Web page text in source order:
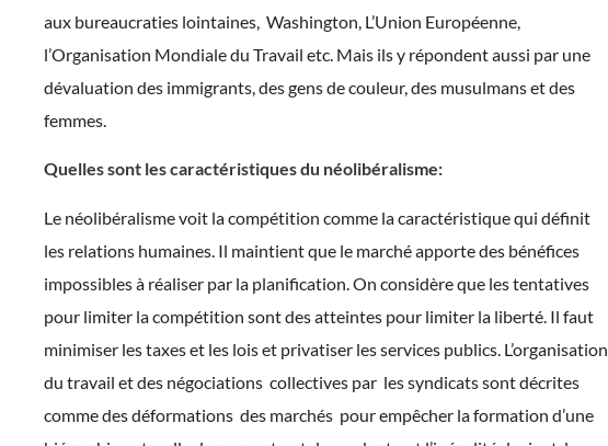
aux bureaucraties lointaines, Washington, L’Union Européenne,
l’Organisation Mondiale du Travail etc. Mais ils y répondent aussi par une
dévaluation des immigrants, des gens de couleur, des musulmans et des
femmes.
Quelles sont les caractéristiques du néolibéralisme:
Le néolibéralisme voit la compétition comme la caractéristique qui définit
les relations humaines. Il maintient que le marché apporte des bénéfices
impossibles à réaliser par la planification. On considère que les tentatives
pour limiter la compétition sont des atteintes pour limiter la liberté. Il faut
minimiser les taxes et les lois et privatiser les services publics. L’organisation
du travail et des négociations collectives par les syndicats sont décrites
comme des déformations des marchés pour empêcher la formation d’une